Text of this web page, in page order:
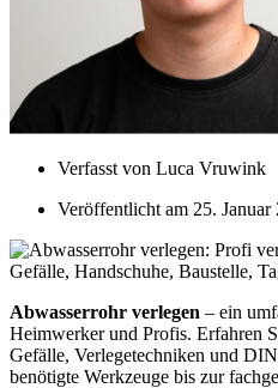
Verfasst von Luca Vruwink
Veröffentlicht am 25. Januar
Abwasserrohr verlegen – ein
Heimwerker und Profis. Erfahren
Gefälle, Verlegetechniken und
benötigte Werkzeuge bis zur